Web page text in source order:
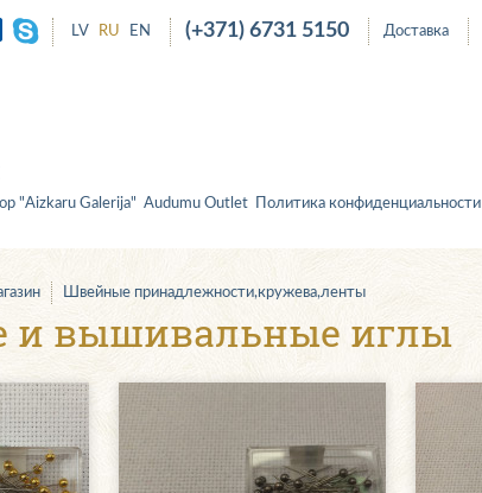
LV RU EN (+371) 6731 5150 Доставка
"Aizkaru Galerija" Audumu Outlet Политика конфиденциальности
Швейные принадлежности,кружева,ленты
и вышивальные иглы